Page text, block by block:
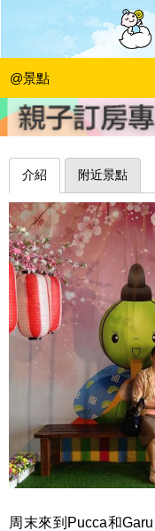
@景點
快來醃漬自己
子元氣館
Pucca&Garu親子嘻遊記|
介紹 附近景點
周末來到Pucca和